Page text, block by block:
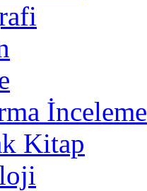
İnceleme
Kitap